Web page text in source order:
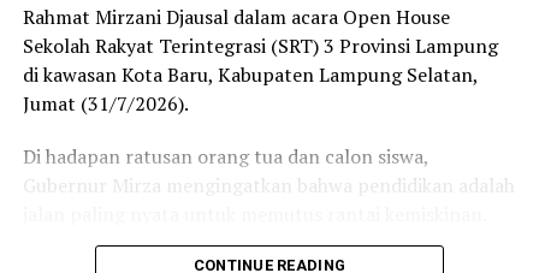
perbankan dan sekolah serta pihak-pihak yang telah
ambil bagian dalam mendukung dan mendorong
peningkatan tabungan pelajar sehingga semua pelajar
nantinya diharapkan memiliki rekening.
“Kami mengajak semua pihak, khususnya perbankan dan
sekolah untuk berjalan bersama, menjalin kerja sama
menabung dan menggalakkan program-program
Rahmat Mirzani Djausal dalam acara Open House
Sekolah Rakyat Terintegrasi (SRT) 3 Provinsi Lampung
di kawasan Kota Baru, Kabupaten Lampung Selatan,
Jumat (31/7/2026).
Di hadapan ratusan orang tua dan calon siswa,
Gubernur Mirza mengingatkan bahwa pendidikan adalah
“Kalau derajat keluarga mau naik, kuncinya satu, anak
CONTINUE READING